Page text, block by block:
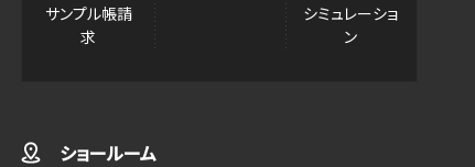
サンプル帳請
求
シミュレーショ
ン
ショールーム